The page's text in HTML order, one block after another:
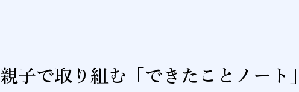
親子で取り組む「できたことノート」